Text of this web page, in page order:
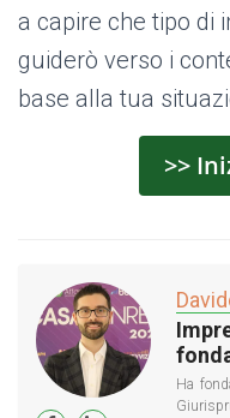
a capire che tipo di
guiderò verso i
base alla tua
>>
Ha